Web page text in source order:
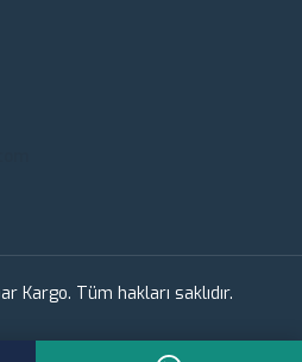
Kargo. Tüm hakları saklıdır.